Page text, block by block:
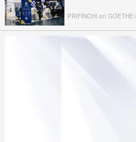
PR(FINCHI on GOETHE)